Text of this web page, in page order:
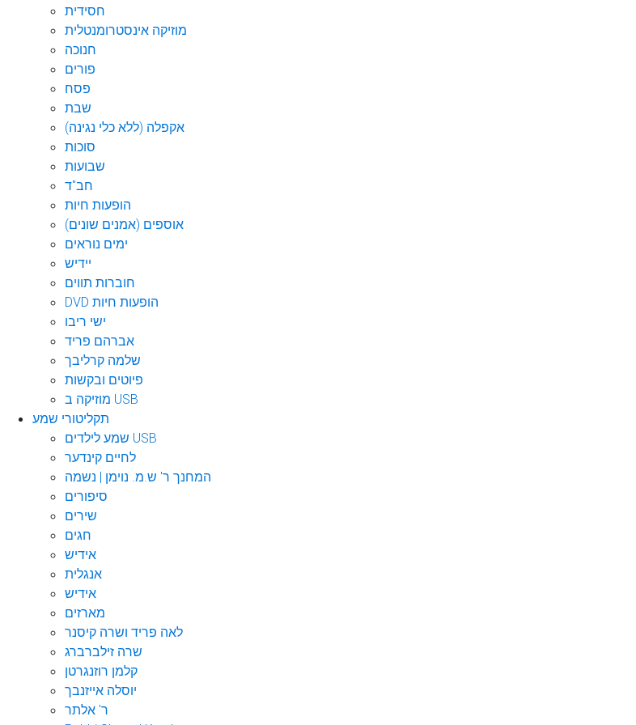
חסידית
מוזיקה אינסטרומנטלית
חנוכה
פורים
פסח
שבת
אקפלה (ללא כלי נגינה)
סוכות
שבועות
חב"ד
הופעות חיות
אוספים (אמנים שונים)
ימים נוראים
יידיש
חוברות תווים
DVD הופעות חיות
ישי ריבו
אברהם פריד
שלמה קרליבך
פיוטים ובקשות
מוזיקה ב USB
תקליטורי שמע
שמע לילדים USB
לחיים קינדער
המחנך ר' ש.מ. נוימן | נשמה
סיפורים
שירים
חגים
אידיש
אנגלית
אידיש
מארזים
לאה פריד ושרה קיסנר
שרה זילברברג
קלמן רוזנגרטן
יוסלה אייזנבך
ר' אלתר